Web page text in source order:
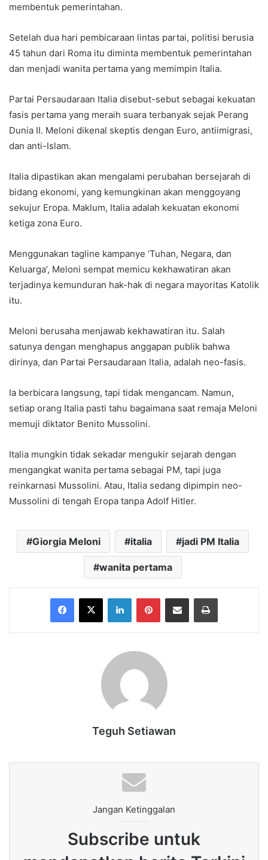
membentuk pemerintahan.
Setelah dua hari pembicaraan lintas partai, politisi berusia
45 tahun dari Roma itu diminta membentuk pemerintahan
dan menjadi wanita pertama yang memimpin Italia.
Partai Persaudaraan Italia disebut-sebut sebagai kekuatan
fasis pertama yang meraih suara terbanyak sejak Perang
Dunia II. Meloni dikenal skeptis dengan Euro, antiimigrasi,
dan anti-Islam.
Italia dipastikan akan mengalami perubahan bersejarah di
bidang ekonomi, yang kemungkinan akan menggoyang
sekujur Eropa. Maklum, Italia adalah kekuatan ekonomi
ketiga zona Euro.
Menggunakan tagline kampanye ‘Tuhan, Negara, dan
Keluarga’, Meloni sempat memicu kekhawatiran akan
terjadinya kemunduran hak-hak di negara mayoritas Katolik
itu.
Meloni berusaha menjawab kekhawatiran itu. Salah
satunya dengan menghapus anggapan publik bahwa
dirinya, dan Partai Persaudaraan Italia, adalah neo-fasis.
Ia berbicara langsung, tapi tidak mengancam. Namun,
setiap orang Italia pasti tahu bagaimana saat remaja Meloni
memuji diktator Benito Mussolini.
Italia mungkin tidak sekadar mengukir sejarah dengan
mengangkat wanita pertama sebagai PM, tapi juga
reinkarnasi Mussolini. Atau, Italia sedang dipimpin neo-
Mussolini di tengah Eropa tanpa Adolf Hitler.
Giorgia Meloni italia jadi PM Italia
wanita pertama
Facebook
X LinkedInPinterestShare via Email Print
Teguh Setiawan
Jangan Ketinggalan
Subscribe untuk